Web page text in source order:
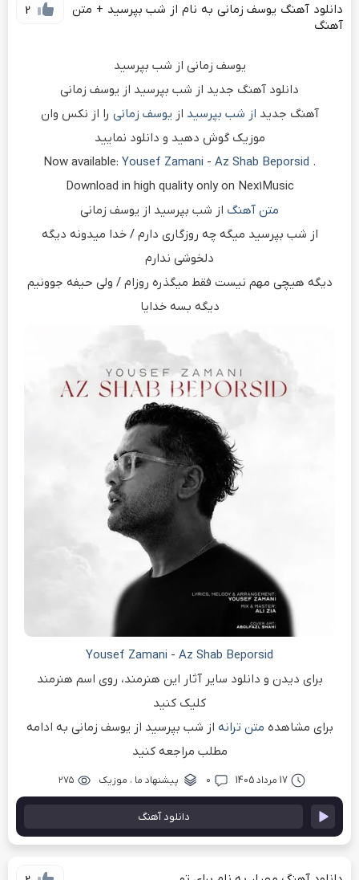
2
دانلود آهنگ یوسف زمانی به نام از شب بپرسید + متن
آهنگ
یوسف زمانی از شب بپرسید
دانلود آهنگ جدید از شب بپرسید از یوسف زمانی
آهنگ جدید از شب بپرسید از یوسف زمانی را از نکس وان
موزیک گوش دهید و دانلود نمایید
Now available: Yousef Zamani - Az Shab Beporsid .
Download in high quality only on Nex1Music
متن آهنگ از شب بپرسید از یوسف زمانی
از شب بپرسید میگه چه روزگاری دارم / خدا میدونه دیگه
دلخوشی ندارم
دیگه هیچی مهم نیست فقط میگذره روزام / ولی حیفه جوونیم
دیگه بسه خدایا
Yousef Zamani - Az Shab Beporsid
برای دیدن و دانلود سایر آثار این هنرمند، روی اسم هنرمند
کلیک کنید
برای مشاهده متن ترانه از شب بپرسید از یوسف زمانی به ادامه
مطلب مراجعه کنید
17 مرداد 1405 ۰ پیشنهاد ما ، موزیک ۲۷۵
دانلود آهنگ